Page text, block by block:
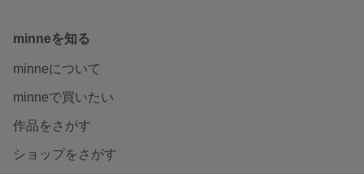
minneを知る
minneについて
minneで買いたい
作品をさがす
ショップをさがす